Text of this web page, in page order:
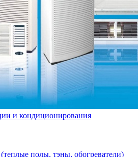
и кондиционирования
полы, тэны, обогреватели)